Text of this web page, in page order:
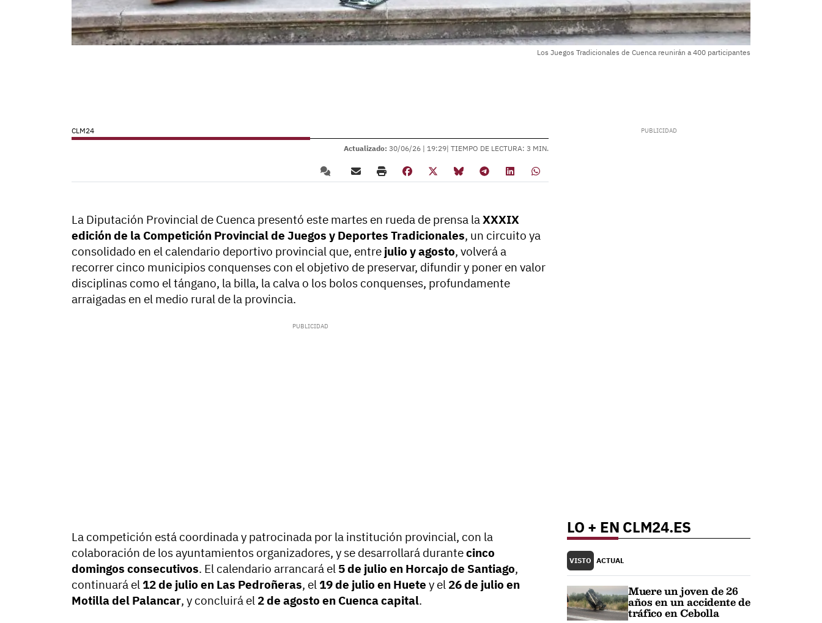
Los Juegos Tradicionales de Cuenca reunirán a 400 participantes
CLM24
Actualizado: 30/06/26 | 19:29| TIEMPO DE LECTURA: 3 MIN.
La Diputación Provincial de Cuenca presentó este martes en rueda de prensa laXXXIX
edición de la Competición Provincial de Juegos y Deportes Tradicionales, un circuito ya
consolidado en el calendario deportivo provincial que, entre julio y agosto, volverá a
recorrer cinco municipios conquenses con el objetivo de preservar, difundir y poner en valor
disciplinas como el tángano, la billa, la calva o los bolos conquenses, profundamente
arraigadas en el medio rural de la provincia.
La competición está coordinada y patrocinada por la institución provincial, con la
colaboración de los ayuntamientos organizadores, y se desarrollará durantecinco
domingos consecutivos. El calendario arrancará el 5 de julio en Horcajo de Santiago,
continuará el 12 de julio en Las Pedroñeras, el 19 de julio en Huete y el 26 de julio en
Motilla del Palancar, y concluirá el 2 de agosto en Cuenca capital.
LO + EN CLM24.ES
VISTO ACTUAL
Muere un joven de 26
años en un accidente de
tráfico en Cebolla